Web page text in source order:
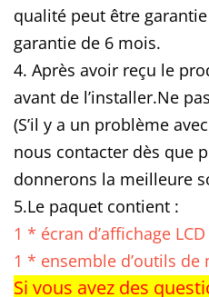
g
e
1
4
s
1
2
M
i
qualité peut être
garantie de 6 mois.
4. Après avoir reçu le
avant de l’installer.Ne
(S’il y a un problème
nous contacter dès que
donnerons la meilleure
5.Le paquet contient :
1 * écran d’affichage LCD
1 * ensemble d’outils de
Si vous avez des